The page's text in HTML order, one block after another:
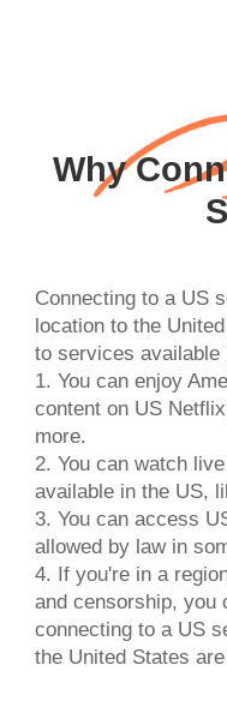
Why
Connecting to a US
location to the
to services available
1. You can enjoy
content on US
more.
2. You can watch
available in the US,
3. You can access
allowed by law in
4. If you're in a
and censorship, you
connecting to a US
the United States